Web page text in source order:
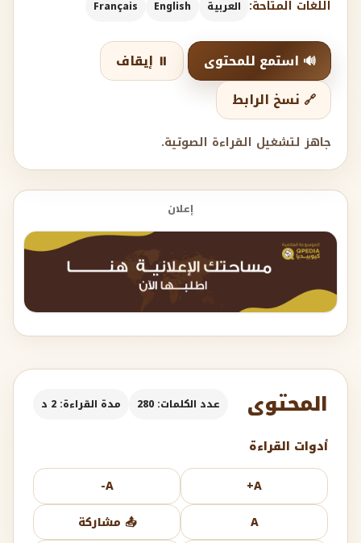
اللغات المتاحة: العربية English
Français
🔊 استمع للمحتوى
⏸️ إيقاف
🔗 نسخ الرابط
جاهز لتشغيل القراءة الصوتية.
إعلان
المحتوى عدد الكلمات: 280 مدة القراءة: 2 د
أدوات القراءة
A+
A-
A
📤 مشاركة